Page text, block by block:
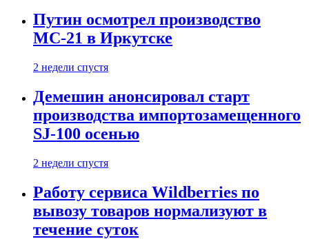
Путин осмотрел производство
МС-21 в Иркутске
2 недели спустя
Демешин анонсировал старт
производства импортозамещенного
SJ-100 осенью
2 недели спустя
Работу сервиса Wildberries по
вывозу товаров нормализуют в
течение суток